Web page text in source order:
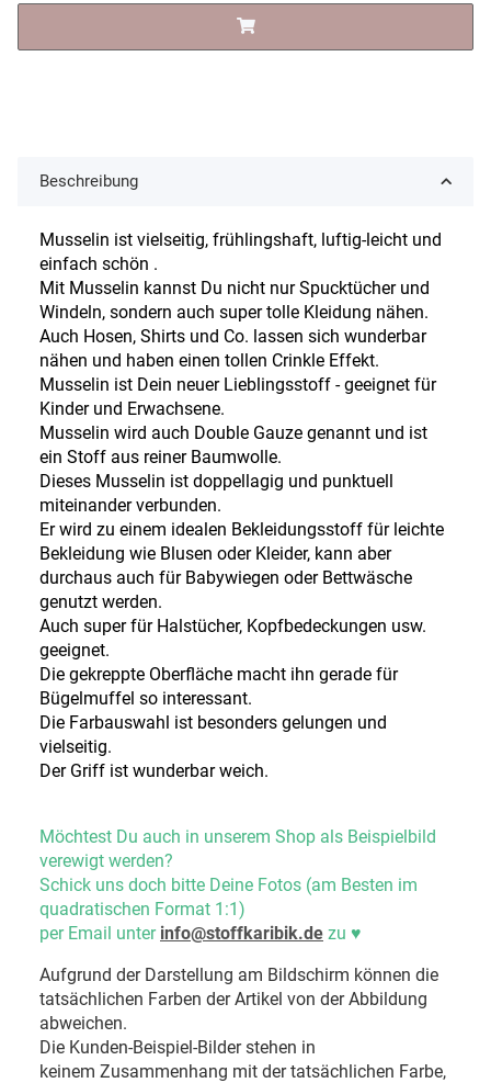
Beschreibung
Musselin ist vielseitig, frühlingshaft, luftig-leicht und
einfach schön .
Mit Musselin kannst Du nicht nur Spucktücher und
Windeln, sondern auch super tolle Kleidung nähen.
Auch Hosen, Shirts und Co. lassen sich wunderbar
nähen und haben einen tollen Crinkle Effekt.
Musselin ist Dein neuer Lieblingsstoff - geeignet für
Kinder und Erwachsene.
Musselin wird auch Double Gauze genannt und ist
ein Stoff aus reiner Baumwolle.
Dieses Musselin ist doppellagig und punktuell
miteinander verbunden.
Er wird zu einem idealen Bekleidungsstoff für leichte
Bekleidung wie Blusen oder Kleider, kann aber
durchaus auch für Babywiegen oder Bettwäsche
genutzt werden.
Auch super für Halstücher, Kopfbedeckungen usw.
geeignet.
Die gekreppte Oberfläche macht ihn gerade für
Bügelmuffel so interessant.
Die Farbauswahl ist besonders gelungen und
vielseitig.
Der Griff ist wunderbar weich.
Möchtest Du auch in unserem Shop als Beispielbild
verewigt werden?
Schick uns doch bitte Deine Fotos (am Besten im
quadratischen Format 1:1)
per Email unter info@stoffkaribik.de zu ♥
Aufgrund der Darstellung am Bildschirm können die
tatsächlichen Farben der Artikel von der Abbildung
abweichen.
Die Kunden-Beispiel-Bilder stehen in
keinem Zusammenhang mit der tatsächlichen Farbe,